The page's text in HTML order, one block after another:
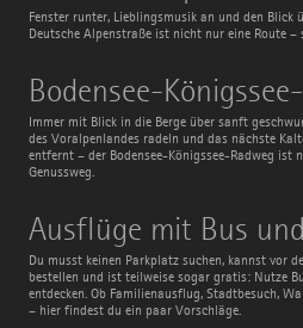
Fenster runter, Lieblingsmusik an und den Blick
Deutsche Alpenstraße ist nicht nur eine Route
Bodensee-
Immer mit Blick in die Berge über sanft
des Voralpenlandes radeln und das nächste
entfernt – der Bodensee-Königssee-Radweg ist
Genussweg.
Bodensee-
Königssee-
Radweg
Ausflüge mit Bus
Du musst keinen Parkplatz suchen, kannst vor
bestellen und ist teilweise sogar gratis: Nutze
entdecken. Ob Familienausflug, Stadtbesuch,
– hier findest du ein paar Vorschläge.
Ausflüge
mit
Bus
und
Bahn